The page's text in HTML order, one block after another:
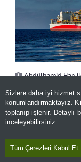
Sizlere daha iyi hizmet
konumlandırmaktayız.
toplanıp işlenir. Detaylı
inceleyebilirsiniz.
Tüm Çerezleri Kabul Et
Abdülhamid Han
GÖKTEPE-
Enerji ve Tabii
Bayraktar,